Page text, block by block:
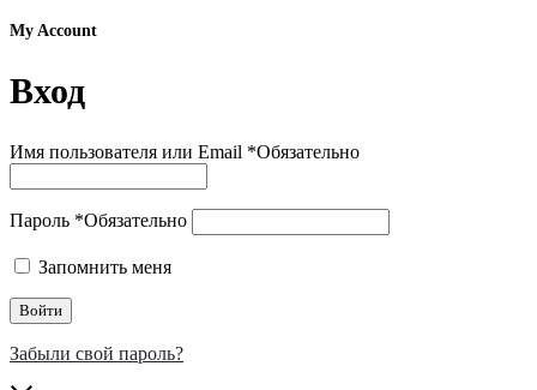
My Account
Вход
Имя пользователя или Email *Обязательно
Пароль *Обязательно
Запомнить меня
Войти
Забыли свой пароль?